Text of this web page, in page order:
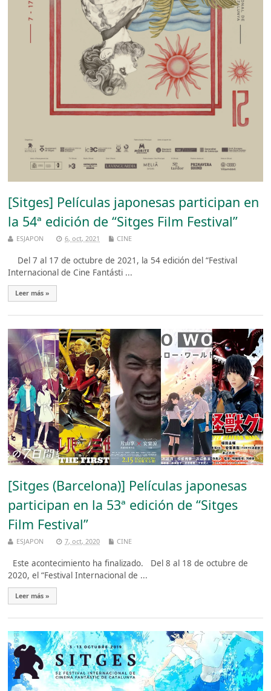
[Sitges] Películas japonesas participan en
la 54ª edición de “Sitges Film Festival”
ESJAPON 6, oct, 2021 CINE
Del 7 al 17 de octubre de 2021, la 54 edición del “Festival
Internacional de Cine Fantásti ...
Leer más »
[Sitges (Barcelona)] Películas japonesas
participan en la 53ª edición de “Sitges
Film Festival”
ESJAPON 7, oct, 2020 CINE
Este acontecimiento ha finalizado. Del 8 al 18 de octubre de
2020, el “Festival Internacional de ...
Leer más »